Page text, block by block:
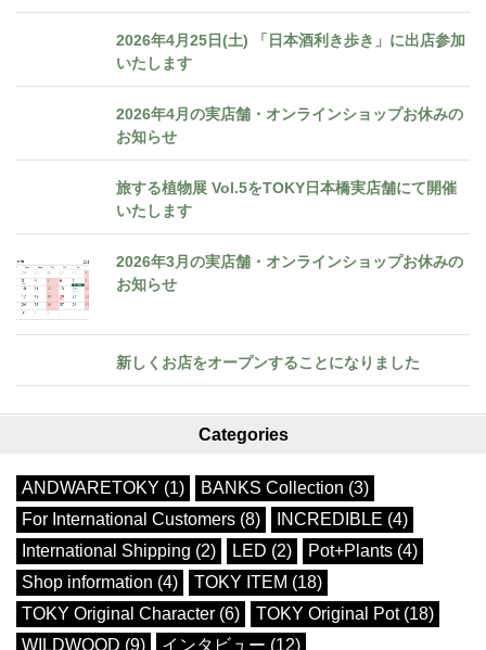
2026年4月25日(土) 「日本酒利き歩き」に出店参加
いたします
2026年4月の実店舗・オンラインショップお休みの
お知らせ
旅する植物展 Vol.5をTOKY日本橋実店舗にて開催
いたします
2026年3月の実店舗・オンラインショップお休みの
お知らせ
新しくお店をオープンすることになりました
Categories
ANDWARETOKY (1)
BANKS Collection (3)
For International Customers (8)
INCREDIBLE (4)
International Shipping (2)
LED (2)
Pot+Plants (4)
Shop information (4)
TOKY ITEM (18)
TOKY Original Character (6)
TOKY Original Pot (18)
WILDWOOD (9)
インタビュー (12)